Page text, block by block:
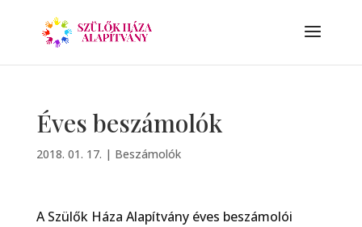
Éves beszámolók
2018. 01. 17. | Beszámolók
A Szülők Háza Alapítvány éves beszámolói